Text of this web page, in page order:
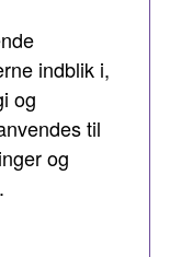
indblik i,
og
til
og